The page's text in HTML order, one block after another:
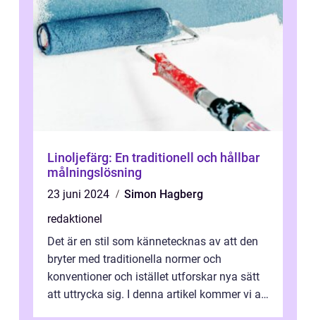
Linoljefärg: En traditionell och hållbar
målningslösning
23 juni 2024
Simon Hagberg
redaktionel
Det är en stil som kännetecknas av att den
bryter med traditionella normer och
konventioner och istället utforskar nya sätt
att uttrycka sig. I denna artikel kommer vi att